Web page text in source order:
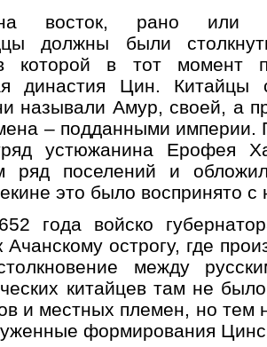
восток, рано или
должны были
которой в тот момент
династия Цин. Китайцы
называли Амур, своей, а
– подданными империи.
устюжанина Ерофея
ряд поселений и
это было воспринято с
года войско
Ачанскому острогу, где
между
китайцев там не
и местных племен, но тем
формирования